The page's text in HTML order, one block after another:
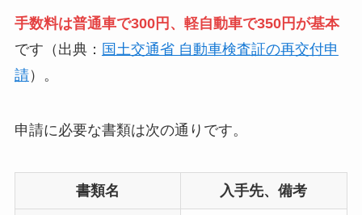
手数料は普通車で300円、軽自動車で350円が基本
です（出典： 国土交通省 自動車検査証の再交付申
請）。
申請に必要な書類は次の通りです。
書類名 入手先、備考